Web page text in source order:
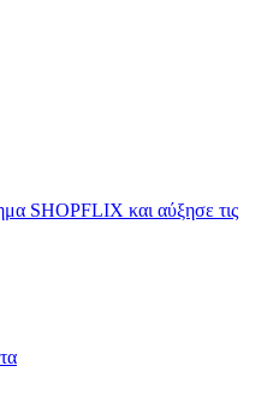
SHOPFLIX και αύξησε τις